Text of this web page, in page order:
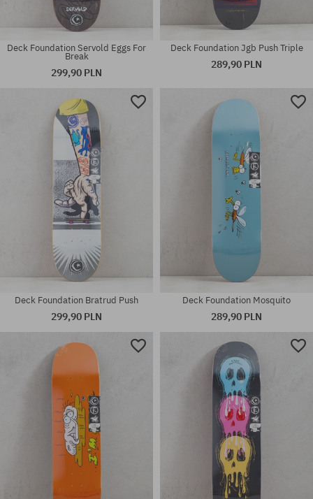
Dostępne rozmiary:
Dostępne rozmiary:
Dostępne rozmiary:
Deck Foundation Servold Eggs For
Break
299,90 PLN
Dostępne rozmiary:
Deck Foundation Jgb Push Triple
289,90 PLN
Deck Foundation Bratrud Push
299,90 PLN
Deck Foundation Mosquito
289,90 PLN